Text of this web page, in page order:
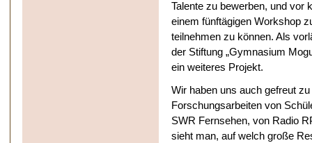
Talente zu bewerben, und vor
einem fünftägigen Workshop
teilnehmen zu können. Als
der Stiftung „Gymnasium
ein weiteres Projekt.
Wir haben uns auch gefreut
Forschungsarbeiten von
SWR Fernsehen, von Radio
sieht man, auf welch große